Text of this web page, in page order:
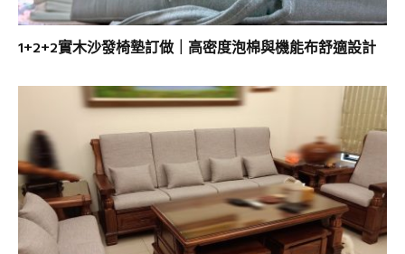
1+2+2實木沙發椅墊訂做｜高密度泡棉與機能布舒適設計